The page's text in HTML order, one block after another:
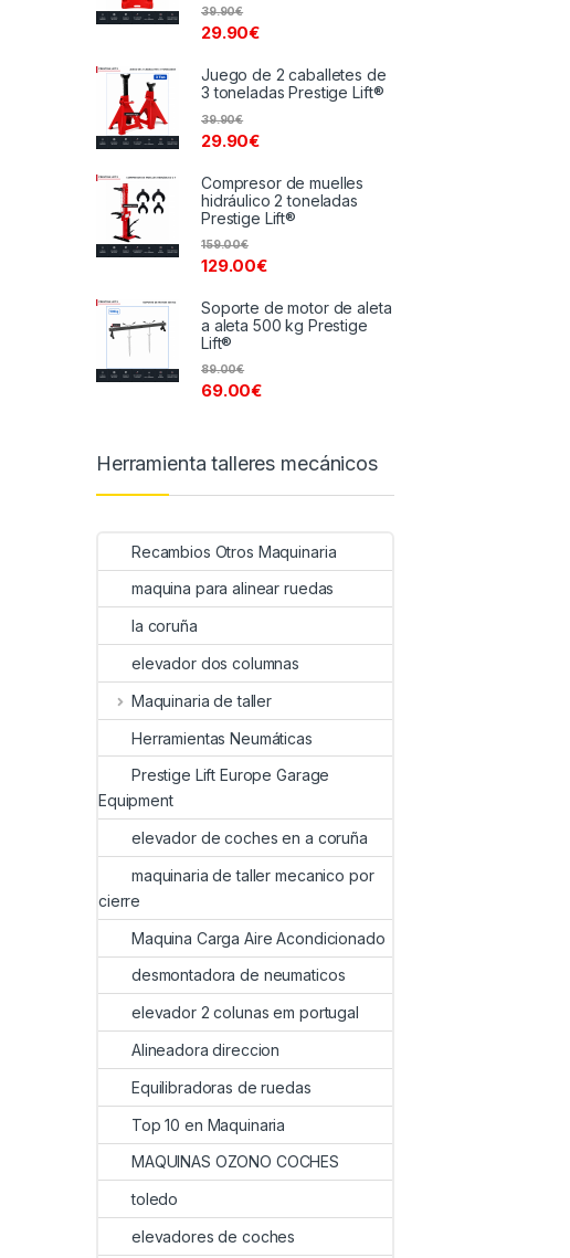
29.90€
39.90€
Juego de 2 caballetes de
3 toneladas Prestige Lift®
29.90€
39.90€
Compresor de muelles
hidráulico 2 toneladas
Prestige Lift®
129.00€
159.00€
Soporte de motor de aleta
a aleta 500 kg Prestige
Lift®
69.00€
89.00€
Herramienta talleres mecánicos
Recambios Otros Maquinaria
maquina para alinear ruedas
la coruña
elevador dos columnas
Maquinaria de taller
Herramientas Neumáticas
Prestige Lift Europe Garage
Equipment
elevador de coches en a coruña
maquinaria de taller mecanico por
cierre
Maquina Carga Aire Acondicionado
desmontadora de neumaticos
elevador 2 colunas em portugal
Alineadora direccion
Equilibradoras de ruedas
Top 10 en Maquinaria
MAQUINAS OZONO COCHES
toledo
elevadores de coches